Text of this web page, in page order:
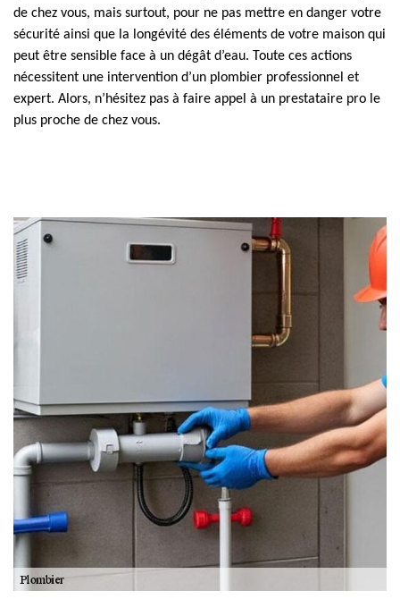
de chez vous, mais surtout, pour ne pas mettre en danger votre
sécurité ainsi que la longévité des éléments de votre maison qui
peut être sensible face à un dégât d’eau. Toute ces actions
nécessitent une intervention d’un plombier professionnel et
expert. Alors, n’hésitez pas à faire appel à un prestataire pro le
plus proche de chez vous.